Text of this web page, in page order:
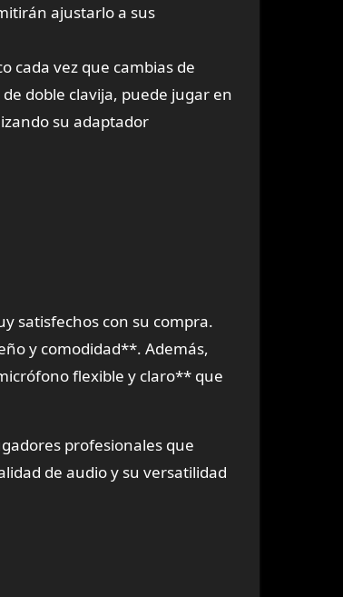
ajustarlo a sus
cada vez que cambias de
doble clavija, puede jugar en
su adaptador
satisfechos con su compra.
y comodidad**. Además,
flexible y claro** que
profesionales que
de audio y su versatilidad